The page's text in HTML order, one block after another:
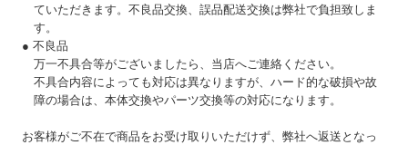
ていただきます。不良品交換、誤品配送交換は弊社で負担致しま
す。
● 不良品
万一不具合等がございましたら、当店へご連絡ください。
不具合内容によっても対応は異なりますが、ハード的な破損や故
障の場合は、本体交換やパーツ交換等の対応になります。
お客様がご不在で商品をお受け取りいただけず、弊社へ返送となっ